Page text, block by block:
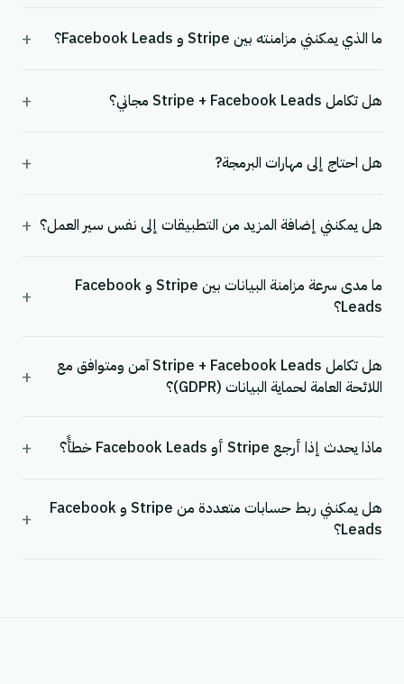
ما الذي يمكنني مزامنته بين Stripe و Facebook Leads؟ +
هل تكامل Stripe + Facebook Leads مجاني؟ +
هل احتاج إلى مهارات البرمجة? +
هل يمكنني إضافة المزيد من التطبيقات إلى نفس سير العمل؟ +
ما مدى سرعة مزامنة البيانات بين Stripe و Facebook
Leads؟
+
هل تكامل Stripe + Facebook Leads آمن ومتوافق مع
اللائحة العامة لحماية البيانات (GDPR)؟
+
ماذا يحدث إذا أرجع Stripe أو Facebook Leads خطأً؟ +
هل يمكنني ربط حسابات متعددة من Stripe و Facebook
Leads؟
+